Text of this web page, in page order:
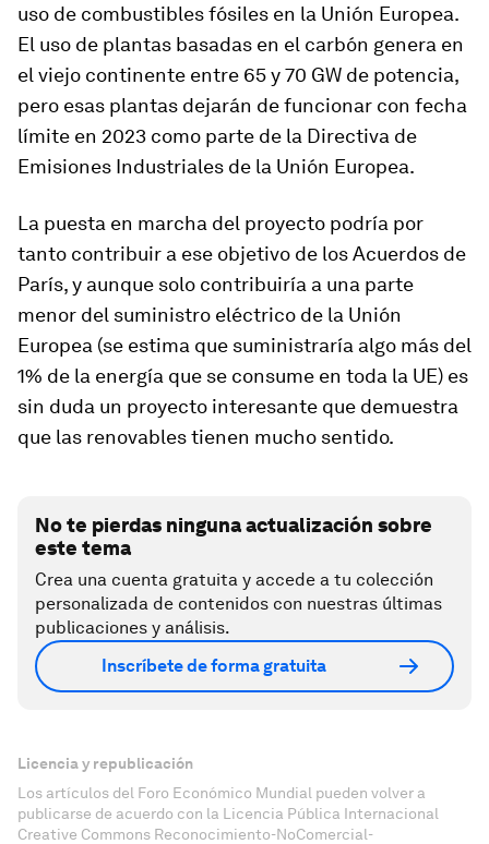
uso de combustibles fósiles en la Unión Europea.
El uso de plantas basadas en el carbón genera en
el viejo continente entre 65 y 70 GW de potencia,
pero esas plantas dejarán de funcionar con fecha
límite en 2023 como parte de la Directiva de
Emisiones Industriales de la Unión Europea.
La puesta en marcha del proyecto podría por
tanto contribuir a ese objetivo de los Acuerdos de
París, y aunque solo contribuiría a una parte
menor del suministro eléctrico de la Unión
Europea (se estima que suministraría algo más del
1% de la energía que se consume en toda la UE) es
sin duda un proyecto interesante que demuestra
que las renovables tienen mucho sentido.
No te pierdas ninguna actualización sobre
este tema
Crea una cuenta gratuita y accede a tu colección
personalizada de contenidos con nuestras últimas
publicaciones y análisis.
Inscríbete de forma gratuita
Licencia y republicación
Los artículos del Foro Económico Mundial pueden volver a
publicarse de acuerdo con la Licencia Pública Internacional
Creative Commons Reconocimiento-NoComercial-